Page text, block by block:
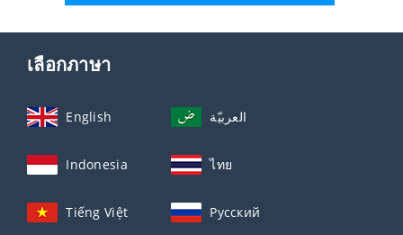
เลือกภาษา
English العربيّة
Indonesia ไทย
Tiếng Việt Русский